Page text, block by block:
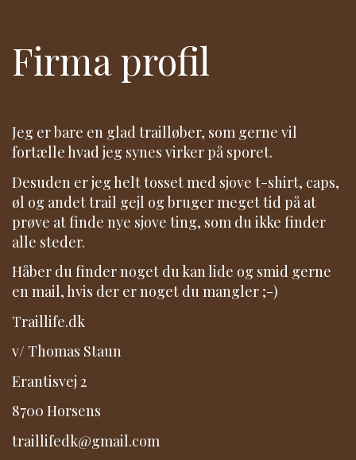
Firma profil
Jeg er bare en glad trailløber, som gerne vil
fortælle hvad jeg synes virker på sporet.
Desuden er jeg helt tosset med sjove t-shirt, caps,
øl og andet trail gejl og bruger meget tid på at
prøve at finde nye sjove ting, som du ikke finder
alle steder.
Håber du finder noget du kan lide og smid gerne
en mail, hvis der er noget du mangler ;-)
Traillife.dk
v/ Thomas Staun
Erantisvej 2
8700 Horsens
traillifedk@gmail.com